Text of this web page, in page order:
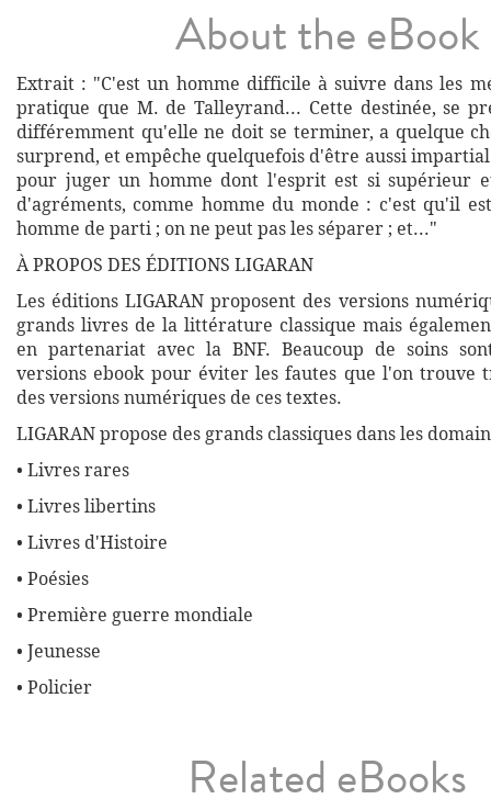
About the eBook
Extrait : "C'est un homme difficile à suivre dans les
pratique que M. de Talleyrand... Cette destinée, se
différemment qu'elle ne doit se terminer, a quelque
surprend, et empêche quelquefois d'être aussi
pour juger un homme dont l'esprit est si supérieur
d'agréments, comme homme du monde : c'est qu'il
homme de parti ; on ne peut pas les séparer ; et..."
À PROPOS DES ÉDITIONS LIGARAN
Les éditions LIGARAN proposent des versions
grands livres de la littérature classique mais
en partenariat avec la BNF. Beaucoup de soins
versions ebook pour éviter les fautes que l'on trouve
des versions numériques de ces textes.
LIGARAN propose des grands classiques dans les
• Livres rares
• Livres libertins
• Livres d'Histoire
• Poésies
• Première guerre mondiale
• Jeunesse
• Policier
Related eBooks